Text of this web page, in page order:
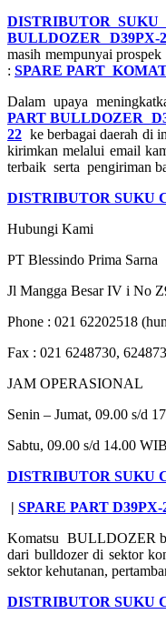
DISTRIBUTOR SUKU
BULLDOZER D39PX-
masih mempunyai
: SPARE PART
Dalam upaya
PART BULLDOZER
22 ke berbagai daerah di
kirimkan melalui email
terbaik serta pengiriman
DISTRIBUTOR SUKU
Hubungi Kami
PT Blessindo Prima Sarna
Jl Mangga Besar IV i No
Phone : 021 62202518
Fax : 021 6248730,
JAM OPERASIONAL
Senin – Jumat, 09.00 s/d
Sabtu, 09.00 s/d 14.00 WIB
DISTRIBUTOR SUKU
| SPARE PART D39PX-
Komatsu BULLDOZER
dari bulldozer di sektor
sektor kehutanan,
DISTRIBUTOR SUKU